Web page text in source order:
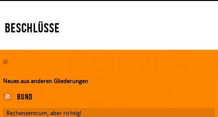
Facebook
Beschlüsse
Neues aus anderen Gliederungen
Bund
Rechenzentrum, aber richtig!